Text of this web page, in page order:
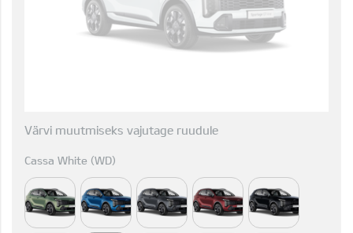
Värvi muutmiseks vajutage ruudule
Cassa White (WD)